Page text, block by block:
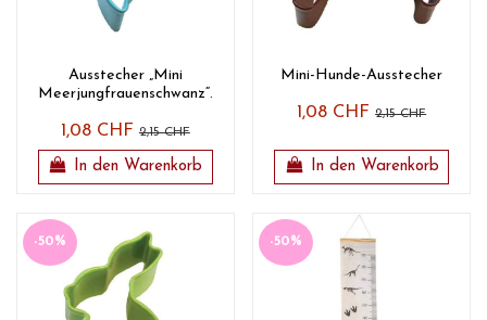
Ausstecher „Mini
Meerjungfrauenschwanz“.
1,08 CHF2,15 CHF
In den Warenkorb
Mini-Hunde-Ausstecher
1,08 CHF2,15 CHF
In den Warenkorb
-50% -50%